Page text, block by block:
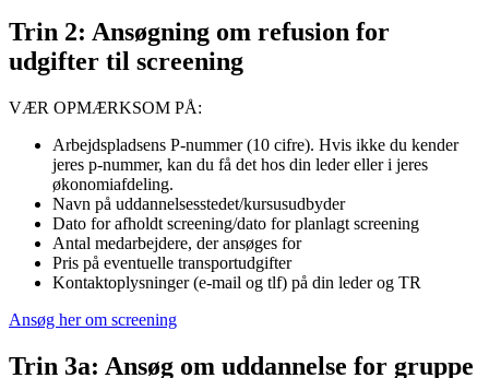
Trin 2: Ansøgning om refusion for
udgifter til screening
VÆR OPMÆRKSOM PÅ:
Arbejdspladsens P-nummer (10 cifre). Hvis ikke du kender
jeres p-nummer, kan du få det hos din leder eller i jeres
økonomiafdeling.
Navn på uddannelsesstedet/kursusudbyder
Dato for afholdt screening/dato for planlagt screening
Antal medarbejdere, der ansøges for
Pris på eventuelle transportudgifter
Kontaktoplysninger (e-mail og tlf) på din leder og TR
Ansøg her om screening
Trin 3a: Ansøg om uddannelse for gruppe